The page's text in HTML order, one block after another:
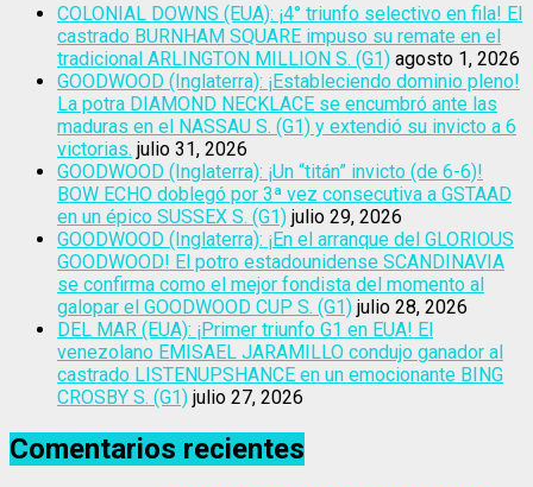
COLONIAL DOWNS (EUA): ¡4° triunfo selectivo en fila! El
castrado BURNHAM SQUARE impuso su remate en el
tradicional ARLINGTON MILLION S. (G1) agosto 1, 2026
GOODWOOD (Inglaterra): ¡Estableciendo dominio pleno!
La potra DIAMOND NECKLACE se encumbró ante las
maduras en el NASSAU S. (G1) y extendió su invicto a 6
victorias. julio 31, 2026
GOODWOOD (Inglaterra): ¡Un “titán” invicto (de 6-6)!
BOW ECHO doblegó por 3ª vez consecutiva a GSTAAD
en un épico SUSSEX S. (G1) julio 29, 2026
GOODWOOD (Inglaterra): ¡En el arranque del GLORIOUS
GOODWOOD! El potro estadounidense SCANDINAVIA
se confirma como el mejor fondista del momento al
galopar el GOODWOOD CUP S. (G1) julio 28, 2026
DEL MAR (EUA): ¡Primer triunfo G1 en EUA! El
venezolano EMISAEL JARAMILLO condujo ganador al
castrado LISTENUPSHANCE en un emocionante BING
CROSBY S. (G1) julio 27, 2026
Comentarios recientes